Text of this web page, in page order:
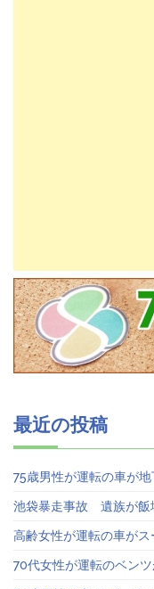
最近の投稿
75歳男性が運転の車が
池袋暴走事故 遺族が飯
高齢女性が運転の車が
70代女性が運転のベン